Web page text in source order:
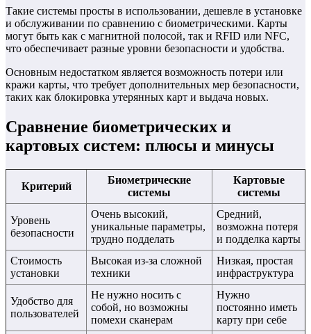
Такие системы просты в использовании, дешевле в установке
и обслуживании по сравнению с биометрическими. Карты
могут быть как с магнитной полосой, так и RFID или NFC,
что обеспечивает разные уровни безопасности и удобства.
Основным недостатком является возможность потери или
кражи карты, что требует дополнительных мер безопасности,
таких как блокировка утерянных карт и выдача новых.
Сравнение биометрических и
картовых систем: плюсы и минусы
Критерий
Биометрические
системы
Картовые
системы
Уровень
безопасности
Очень высокий,
уникальные параметры,
трудно подделать
Средний,
возможна потеря
и подделка карты
Стоимость
установки
Высокая из-за сложной
техники
Низкая, простая
инфраструктура
Удобство для
пользователей
Не нужно носить с
собой, но возможны
помехи сканерам
Нужно
постоянно иметь
карту при себе